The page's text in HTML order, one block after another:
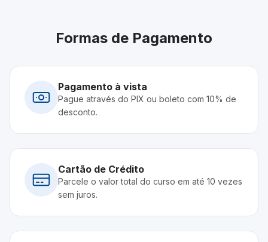
Formas de Pagamento
Pagamento à vista
Pague através do PIX ou boleto com 10% de
desconto.
Cartão de Crédito
Parcele o valor total do curso em até 10 vezes
sem juros.